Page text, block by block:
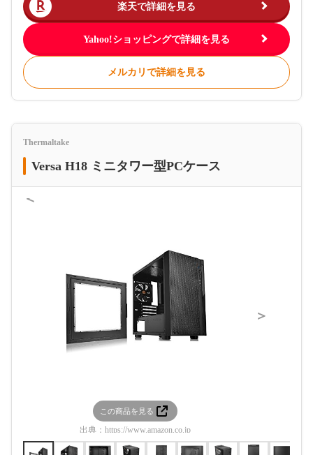
楽天で詳細を見る
Yahoo!ショッピングで詳細を見る
メルカリで詳細を見る
Thermaltake
Versa H18 ミニタワー型PCケース
＜
この商品を見る
出典： https://www.amazon.co.jp
＞